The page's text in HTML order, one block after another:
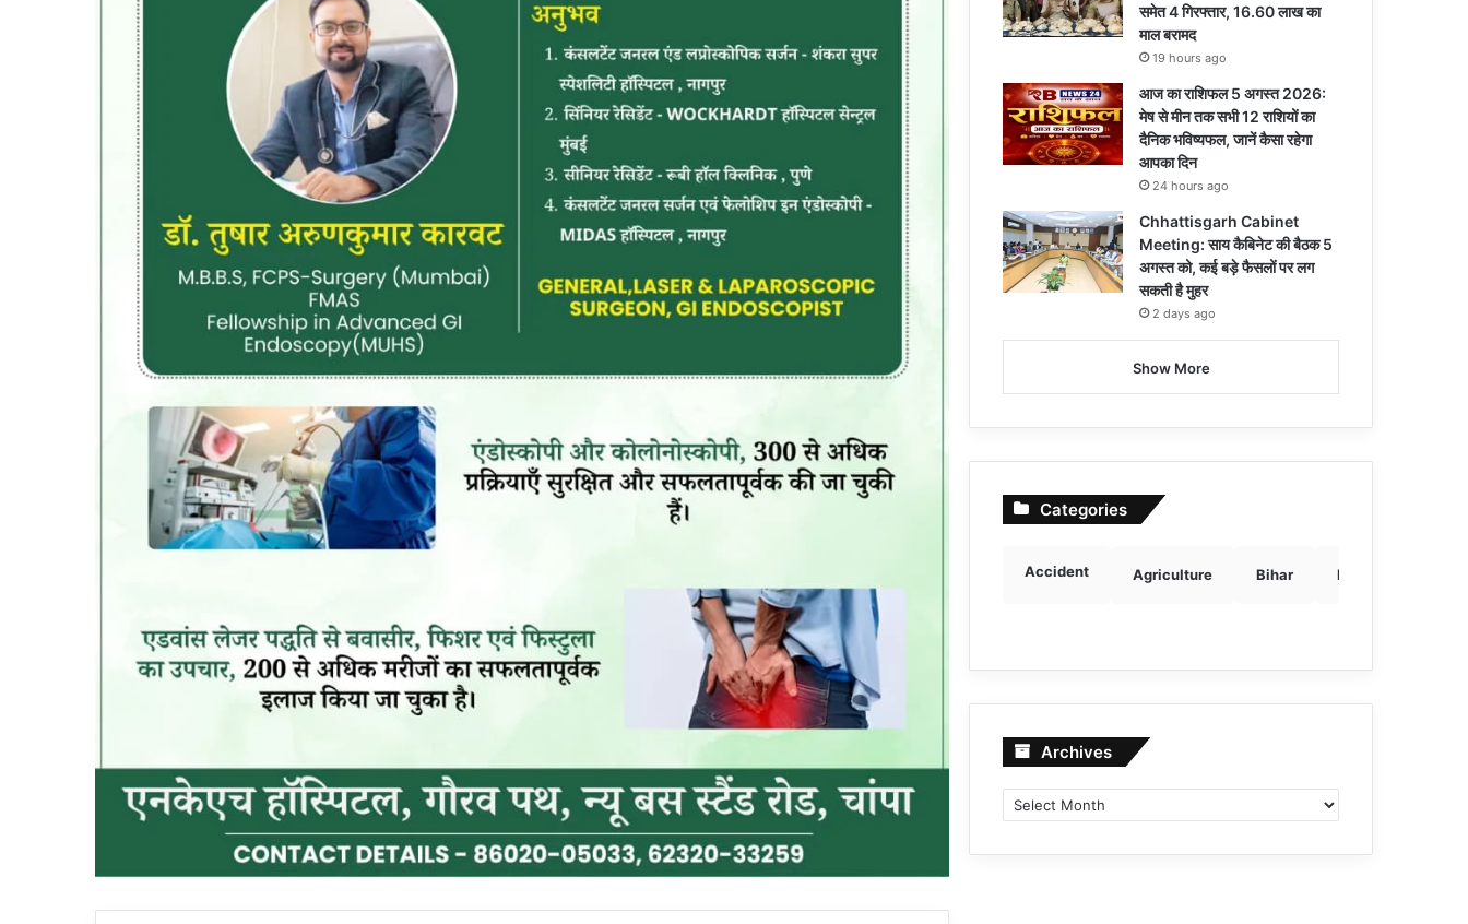
समेत 4 गिरफ्तार, 16.60 लाख का
माल बरामद
19 hours ago
आज का राशिफल 5 अगस्त 2026:
मेष से मीन तक सभी 12 राशियों का
दैनिक भविष्यफल, जानें कैसा रहेगा
आपका दिन
24 hours ago
Chhattisgarh Cabinet
Meeting: साय कैबिनेट की बैठक 5
अगस्त को, कई बड़े फैसलों पर लग
सकती है मुहर
2 days ago
Show More
Categories
Accident Agriculture Bihar Breaking news
Archives Archives